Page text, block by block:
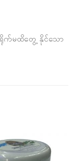
ရိုက်မထိတွေ့ နိုင်သော